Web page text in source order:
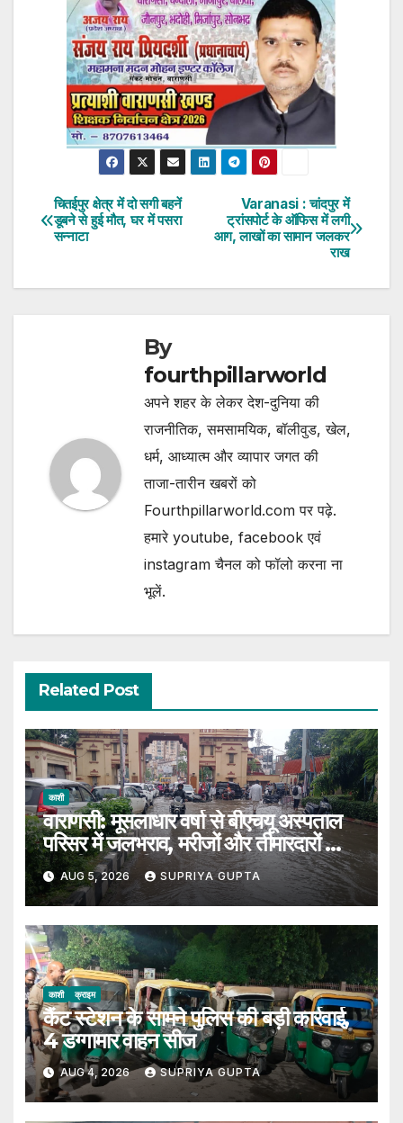
Post
navigation
Varanasi : चांदपुर में
ट्रांसपोर्ट के ऑफिस में लगी
आग, लाखों का सामान जलकर
राख
चितईपुर क्षेत्र में दो सगी बहनें
डूबने से हुई मौत, घर में पसरा
सन्नाटा
By
fourthpillarworld
अपने शहर के लेकर देश-दुनिया की
राजनीतिक, समसामयिक, बॉलीवुड, खेल,
धर्म, आध्यात्म और व्यापार जगत की
ताजा-तारीन खबरों को
Fourthpillarworld.com पर पढ़े.
हमारे youtube, facebook एवं
instagram चैनल को फॉलो करना ना
भूलें.
Related Post
काशी
वाराणसी: मूसलाधार वर्षा से बीएचयू अस्पताल
परिसर में जलभराव, मरीजों और तीमारदारों को
उठानी पड़ी भारी परेशान
AUG 5, 2026 SUPRIYA GUPTA
काशी क्राइम
कैंट स्टेशन के सामने पुलिस की बड़ी कार्रवाई,
4 डग्गामार वाहन सीज
AUG 4, 2026 SUPRIYA GUPTA